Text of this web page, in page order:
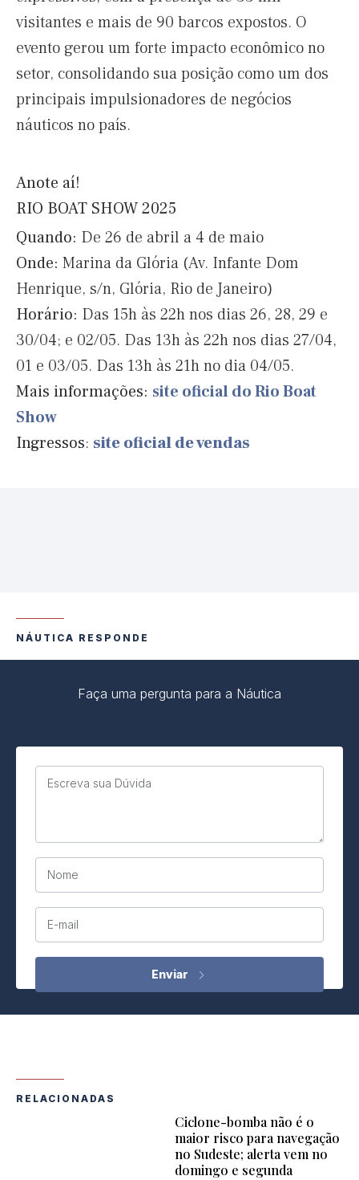
visitantes e mais de 90 barcos expostos. O
evento gerou um forte impacto econômico no
setor, consolidando sua posição como um dos
principais impulsionadores de negócios
náuticos no país.
Anote aí!
RIO BOAT SHOW 2025
Quando: De 26 de abril a 4 de maio
Onde: Marina da Glória (Av. Infante Dom
Henrique, s/n, Glória, Rio de Janeiro)
Horário: Das 15h às 22h nos dias 26, 28, 29 e
30/04; e 02/05. Das 13h às 22h nos dias 27/04,
01 e 03/05. Das 13h às 21h no dia 04/05.
Mais informações: site oficial do Rio Boat
Show
Ingressos: site oficial de vendas
NÁUTICA RESPONDE
Faça uma pergunta para a Náutica
Escreva sua Dúvida
Nome
E-mail
RELACIONADAS
Ciclone-bomba não é o
maior risco para navegação
no Sudeste; alerta vem no
domingo e segunda